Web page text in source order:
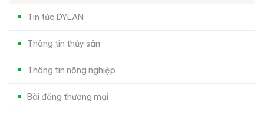
Tin tức DYLAN
Thông tin thủy sản
Thông tin nông nghiệp
Bài đăng thương mại